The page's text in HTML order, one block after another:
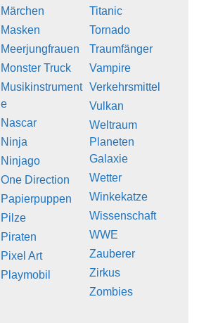
Märchen
Masken
Meerjungfrauen
Monster Truck
Musikinstrument
e
Nascar
Ninja
Ninjago
One Direction
Papierpuppen
Pilze
Piraten
Pixel Art
Playmobil
Titanic
Tornado
Traumfänger
Vampire
Verkehrsmittel
Vulkan
Weltraum
Planeten
Galaxie
Wetter
Winkekatze
Wissenschaft
WWE
Zauberer
Zirkus
Zombies